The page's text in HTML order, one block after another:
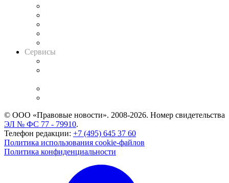
Сервисы
© ООО «Правовые новости». 2008-2026. Номер свидетельства
ЭЛ № ФС 77 - 79910.
Телефон редакции: +7 (495) 645 37 60
Политика использования cookie-файлов
Политика конфиденциальности